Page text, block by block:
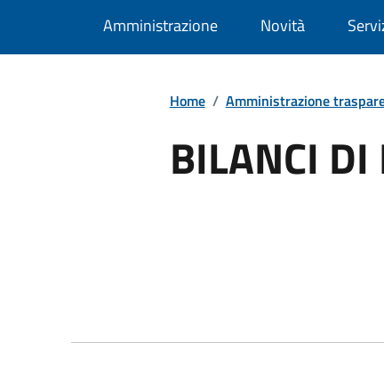
Amministrazione Novità
Home / Amministrazione
BILANCI DI